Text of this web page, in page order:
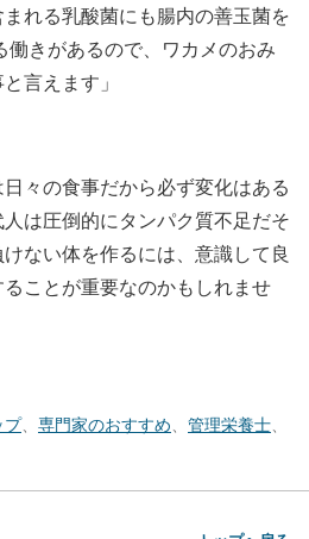
れる乳酸菌にも腸内の善玉菌を
働きがあるので、ワカメのおみ
言えます」
々の食事だから必ず変化はある
は圧倒的にタンパク質不足だそ
ない体を作るには、意識して良
ことが重要なのかもしれませ
プ、 専門家のおすすめ 管理栄養士